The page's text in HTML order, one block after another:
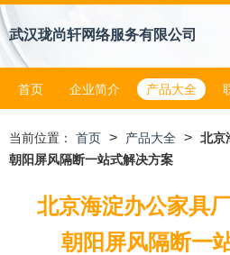
武汉珑尚轩网络服务有限公司
首页 企业简介 产品大全
当前位置： 首页 > 产品大全 > 北京
朝阳屏风隔断一站式解决方案
北京海淀办公家具
朝阳屏风隔断一